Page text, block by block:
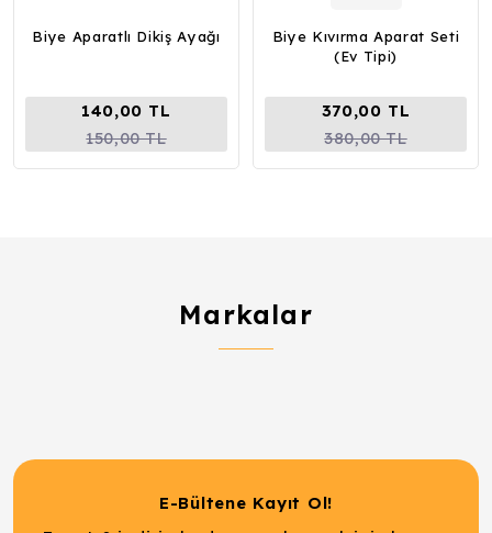
Biye Aparatlı Dikiş Ayağı
140,00 TL
150,00 TL
Biye Kıvırma Aparat Seti
(Ev Tipi)
370,00 TL
380,00 TL
Markalar
E-Bültene Kayıt Ol!